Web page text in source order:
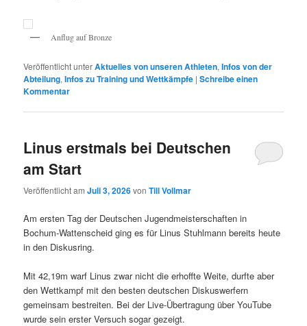
Anflug auf Bronze
Veröffentlicht unterAktuelles von unseren Athleten,Infos von der
Abteilung,Infos zu Training und Wettkämpfe |Schreibe einen
Kommentar
Linus erstmals bei Deutschen
am Start
Veröffentlicht amJuli 3, 2026vonTill Vollmar
Am ersten Tag der Deutschen Jugendmeisterschaften in
Bochum-Wattenscheid ging es für Linus Stuhlmann bereits heute
in den Diskusring.
Mit 42,19m warf Linus zwar nicht die erhoffte Weite, durfte aber
den Wettkampf mit den besten deutschen Diskuswerfern
gemeinsam bestreiten. Bei der Live-Übertragung über YouTube
wurde sein erster Versuch sogar gezeigt.